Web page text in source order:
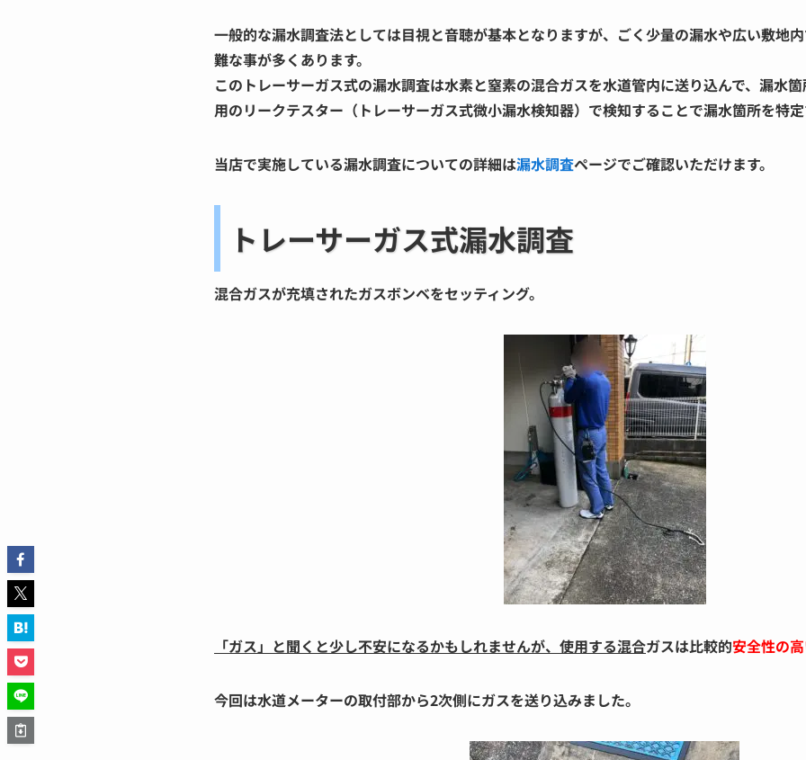
一般的な漏水調査法としては目視と音聴が基本となりますが、ごく少量の漏水や広い敷地
難な事が多くあります。
この トレーサーガス式の漏水調査は水素と窒素の混合ガスを水道管内に送り込んで、漏水
用のリークテスター（トレーサーガス式微小漏水検知器）で検知することで漏水箇所を特定
当店で実施している漏水調査についての詳細は漏水調査ページでご確認いただけます。
トレーサーガス式漏水調査
混合ガスが充填されたガスボンベをセッティング。
「ガス」と聞くと少し不安になるかもしれませんが、使用する混合ガスは比較的安全性の
今回は水道メーターの取付部から2次側にガスを送り込みました。